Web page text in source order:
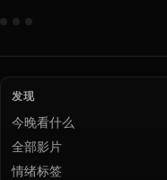
发现
今晚看什么
全部影片
情绪标签